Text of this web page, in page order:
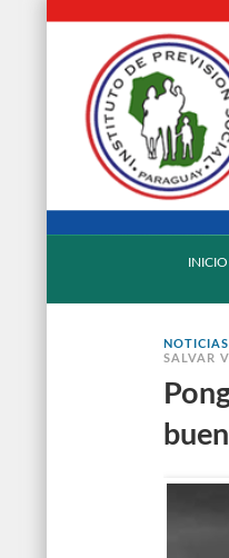
INICIO
NOTICIAS
SALVAR